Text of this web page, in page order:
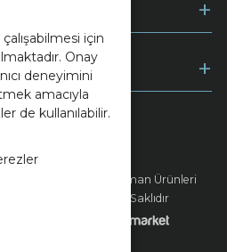
için
Onay
deneyimini
amacıyla
de kullanılabilir.
Enerji Seramik Orman Ürünleri
Tic. A.Ş. - Tüm Hakları Saklıdır